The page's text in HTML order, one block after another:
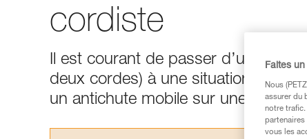
cordiste
Il est courant de passer d’une
deux cordes) à une situation
un antichute mobile sur une corde
Faites
Nous
assurer du
notre trafic.
partenaires
vous les